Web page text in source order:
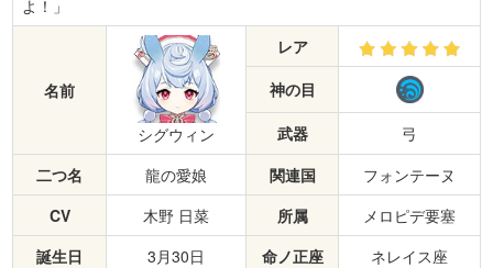
よ！」
名前
シグウィン
レア
神の目
武器
弓
二つ名
龍の愛娘 関連国
フォンテーヌ
CV
木野 日菜 所属
メロピデ要塞
誕生日
3月30日 命ノ正座 ネレイス座